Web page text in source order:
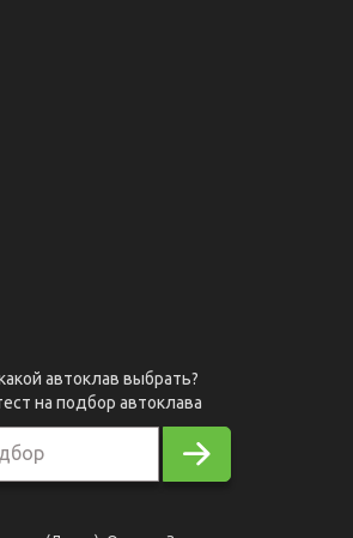
автоклав выбрать?
на подбор автоклава